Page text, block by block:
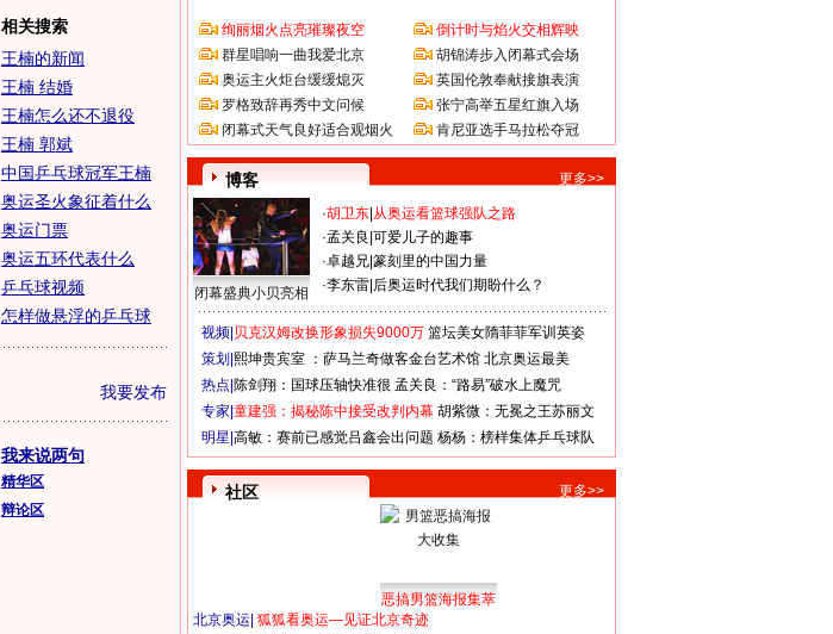
相关搜索
王楠的新闻
王楠 结婚
王楠怎么还不退役
王楠 郭斌
中国乒乓球冠军王楠
奥运圣火象征着什么
奥运门票
奥运五环代表什么
乒乓球视频
怎样做悬浮的乒乓球
我要发布
我来说两句
精华区
辩论区
绚丽烟火点亮璀璨夜空
群星唱响一曲我爱北京
奥运主火炬台缓缓熄灭
罗格致辞再秀中文问候
闭幕式天气良好适合观烟火
倒计时与焰火交相辉映
胡锦涛步入闭幕式会场
英国伦敦奉献接旗表演
张宁高举五星红旗入场
肯尼亚选手马拉松夺冠
博客 更多>>
闭幕盛典小贝亮相
·胡卫东 从奥运看篮球强队之路
·孟关良 可爱儿子的趣事
·卓越兄 篆刻里的中国力量
·李东雷 后奥运时代我们期盼什么？
视频| 贝克汉姆改换形象损失9000万 篮坛美女隋菲菲军训英姿
策划| 熙坤贵宾室 ：萨马兰奇做客金台艺术馆 北京奥运最美
热点| 陈剑翔：国球压轴快准很 孟关良：“路易”破水上魔咒
专家| 童建强：揭秘陈中接受改判内幕 胡紫微：无冕之王苏丽文
明星| 高敏：赛前已感觉吕鑫会出问题 杨杨：榜样集体乒乓球队
社区 更多>>
恶搞男篮海报集萃
北京奥运 狐狐看奥运—见证北京奇迹